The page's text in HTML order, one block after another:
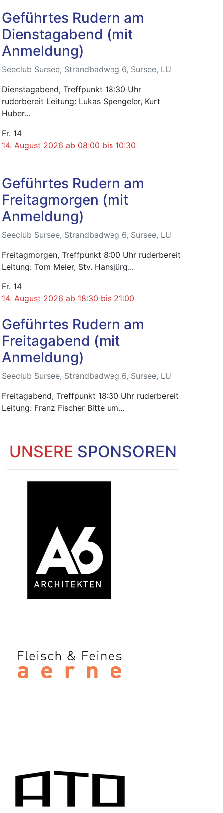
Geführtes Rudern am
Dienstagabend (mit
Anmeldung)
Seeclub Sursee, Strandbadweg 6, Sursee, LU
Dienstagabend, Treffpunkt 18:30 Uhr
ruderbereit Leitung: Lukas Spengeler, Kurt
Huber...
Fr. 14
14. August 2026 ab 08:00 bis 10:30
Geführtes Rudern am
Freitagmorgen (mit
Anmeldung)
Seeclub Sursee, Strandbadweg 6, Sursee, LU
Freitagmorgen, Treffpunkt 8:00 Uhr ruderbereit
Leitung: Tom Meier, Stv. Hansjürg...
Fr. 14
14. August 2026 ab 18:30 bis 21:00
Geführtes Rudern am
Freitagabend (mit
Anmeldung)
Seeclub Sursee, Strandbadweg 6, Sursee, LU
Freitagabend, Treffpunkt 18:30 Uhr ruderbereit
Leitung: Franz Fischer Bitte um...
UNSERE SPONSOREN